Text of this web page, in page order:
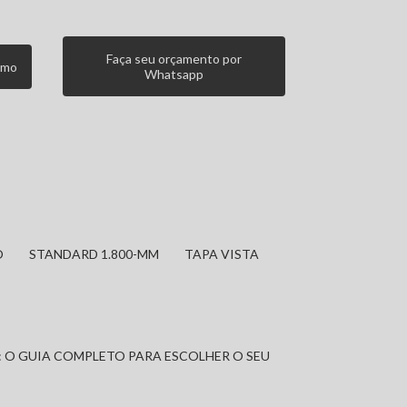
Faça seu orçamento por
Whatsapp
STANDARD 1.800-MM TAPA VISTA
GUIA COMPLETO PARA ESCOLHER O SEU